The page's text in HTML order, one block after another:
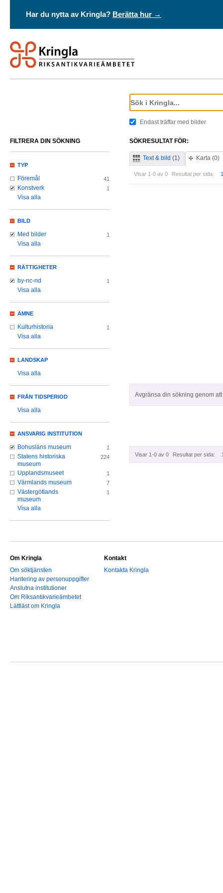
Har du nytta av Kringla? Berätta hur →
Endast träffar med bilder
SÖKRESULTAT FÖR:
Text & bild (1) Karta (0)
Visar 1-0 av 0 Resultat per sida:
Avgränsa din sökning genom
Visar 1-0 av 0 Resultat per sida:
FILTRERA DIN SÖKNING
TYP
Föremål 41
Konstverk 1
Visa alla
BILD
Med bilder 1
Visa alla
RÄTTIGHETER
by-nc-nd 1
Visa alla
ÄMNE
Kulturhistoria 1
Visa alla
LANDSKAP
Visa alla
FRÅN TIDSPERIOD
Visa alla
ANSVARIG INSTITUTION
Bohusläns museum 1
Statens historiska
museum
224
Upplandsmuseet 1
Värmlands museum 7
Västergötlands
museum
1
Visa alla
Om Kringla
Om söktjänsten
Hantering av personuppgifter
Anslutna institutioner
Om Riksantikvarieämbetet
Lättläst om Kringla
Kontakt
Kontakta Kringla